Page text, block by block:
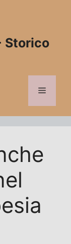
Storico
Menu